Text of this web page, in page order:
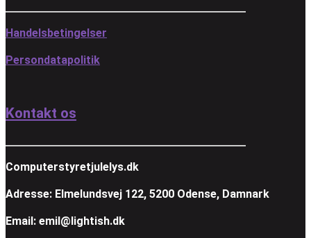
Handelsbetingelser
Persondatapolitik
Kontakt os
Computerstyretjulelys.dk
Adresse: Elmelundsvej 122, 5200 Odense, Damnark
Email: emil@lightish.dk